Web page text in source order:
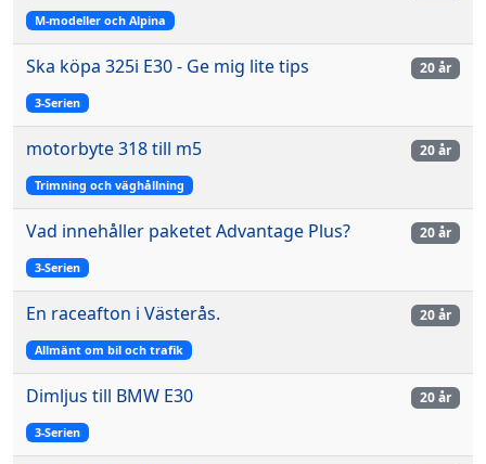
M-modeller och Alpina
Ska köpa 325i E30 - Ge mig lite tips
3-Serien
20 år
motorbyte 318 till m5
Trimning och väghållning
20 år
Vad innehåller paketet Advantage Plus?
3-Serien
20 år
En raceafton i Västerås.
Allmänt om bil och trafik
20 år
Dimljus till BMW E30
3-Serien
20 år